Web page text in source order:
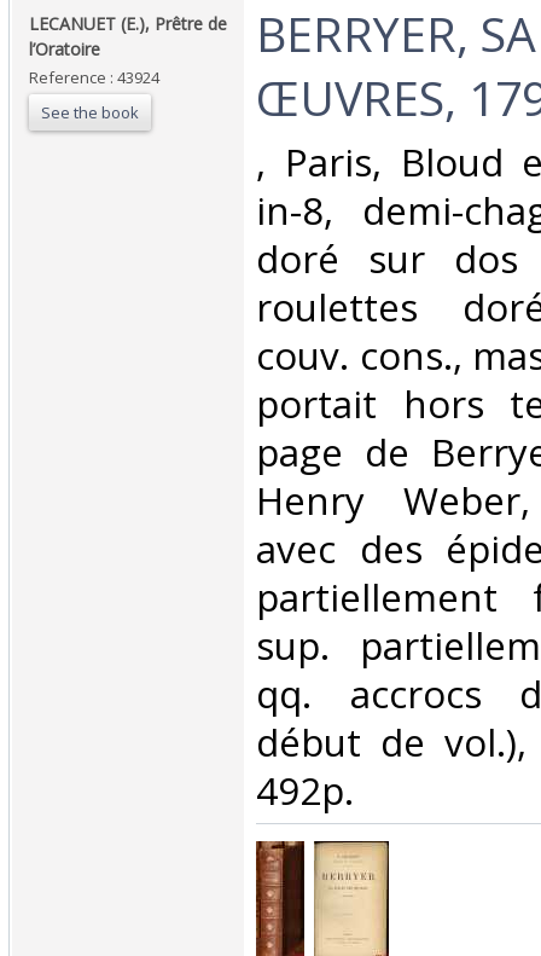
‎LECANUET (E.), Prêtre de
l’Oratoire‎
Reference : 43924
See the book
‎BERRYER,
ŒUVRES,
‎, Paris, Bloud
in-8, demi-
doré sur dos
roulettes
couv. cons.,
portait hors
page de
Henry
avec des
partiellement
sup.
qq. accrocs
début de
492p.‎